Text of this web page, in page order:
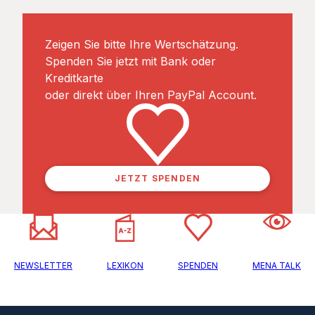
Zeigen Sie bitte Ihre Wertschätzung.
Spenden Sie jetzt mit Bank oder
Kreditkarte
oder direkt über Ihren PayPal Account.
JETZT SPENDEN
NEWSLETTER LEXIKON SPENDEN MENA TALK